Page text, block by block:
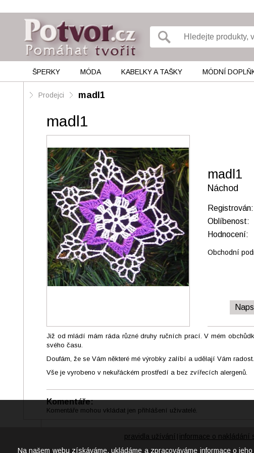
ŠPERKY MÓDA KABELKY A TAŠKY MÓDNÍ
Prodejci madl1
madl1
madl1
Náchod
Oblíbenost:
Hodnocení:
Obchodní
Již od mládí mám ráda různé druhy ručních prací. V mém
svého času.
Doufám, že se Vám některé mé výrobky zalíbí a udělají Vám radost.
Vše je vyrobeno v nekuřáckém prostředí a bez zvířecích alergenů.
Komentáře:
Komentáře mohou vkládat jen přihlášení uživatelé.
pravidla užívání informace o nakládání
Na našem webu získáváme, ukládáme a zpracováváme informace o